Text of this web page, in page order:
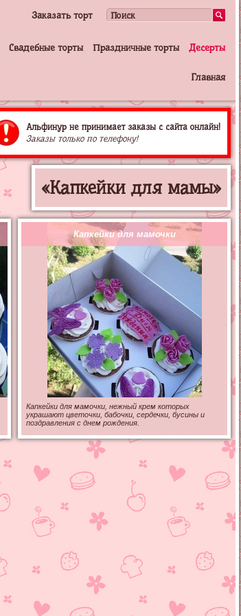
Заказать торт
Свадебные торты Праздничные торты Десерты
Главная
Альфинур не принимает заказы с сайта онлайн!
Заказы только по телефону!
«Капкейки для мамы»
Капкейки для мамочки
Капкейки для мамочки, нежный крем которых
украшают цветочки, бабочки, сердечки, бусины и
поздравления с днем рождения.